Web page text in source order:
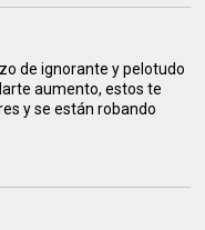
de ignorante y pelotudo
aumento, estos te
y se están robando